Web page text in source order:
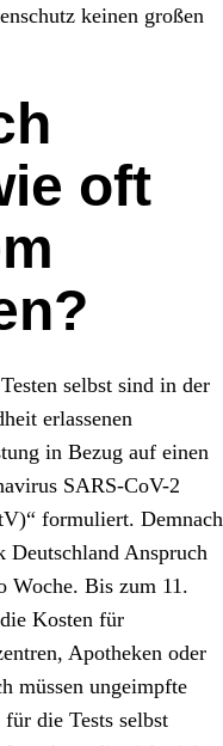
keinen großen
oft
selbst sind in der
erlassenen
in Bezug auf einen
SARS-CoV-2
formuliert. Demnach
Deutschland Anspruch
Woche. Bis zum 11.
Kosten für
Apotheken oder
müssen ungeimpfte
die Tests selbst